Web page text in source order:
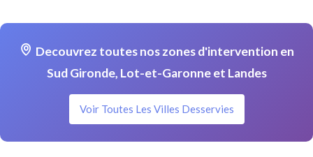
Decouvrez toutes nos zones d'intervention en
Sud Gironde, Lot-et-Garonne et Landes
Voir Toutes Les Villes Desservies